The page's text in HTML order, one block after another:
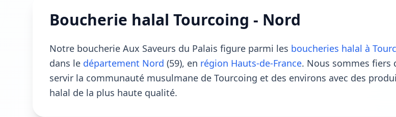
Boucherie halal Tourcoing - Nord
Notre boucherie Aux Saveurs du Palais figure parmi les boucheries halal à
dans le département Nord (59), en région Hauts-de-France. Nous sommes fiers
servir la communauté musulmane de Tourcoing et des environs avec des
halal de la plus haute qualité.